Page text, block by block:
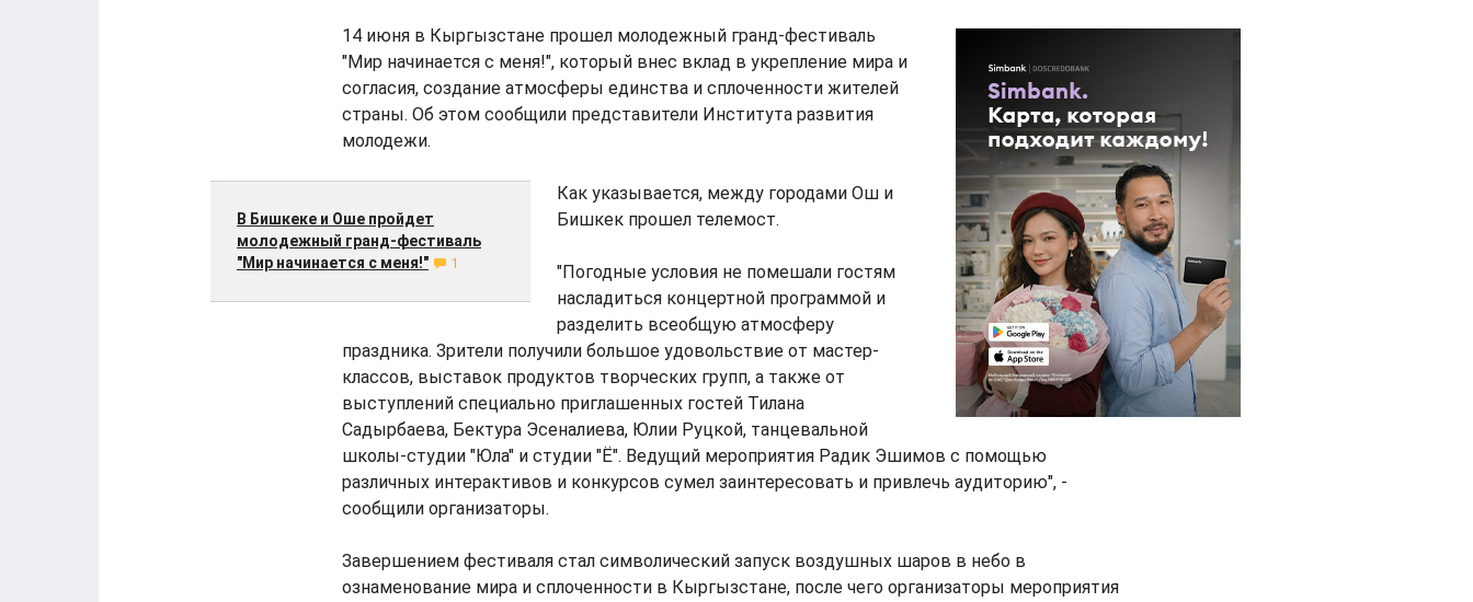
14 июня в Кыргызстане прошел молодежный гранд-фестиваль
"Мир начинается с меня!", который внес вклад в укрепление мира и
согласия, создание атмосферы единства и сплоченности жителей
страны. Об этом сообщили представители Института развития
молодежи.
В Бишкеке и Оше пройдет
молодежный гранд-фестиваль
"Мир начинается с меня!"
1
Как указывается, между городами Ош и
Бишкек прошел телемост.
"Погодные условия не помешали гостям
насладиться концертной программой и
разделить всеобщую атмосферу
праздника. Зрители получили большое удовольствие от мастер-
классов, выставок продуктов творческих групп, а также от
выступлений специально приглашенных гостей Тилана
Садырбаева, Бектура Эсеналиева, Юлии Руцкой, танцевальной
школы-студии "Юла" и студии "Ё". Ведущий мероприятия Радик Эшимов с помощью
различных интерактивов и конкурсов сумел заинтересовать и привлечь аудиторию", -
сообщили организаторы.
Завершением фестиваля стал символический запуск воздушных шаров в небо в
ознаменование мира и сплоченности в Кыргызстане, после чего организаторы мероприятия